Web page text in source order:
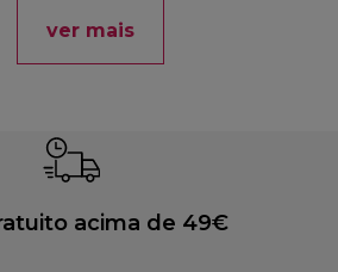
ver mais
acima de 49€